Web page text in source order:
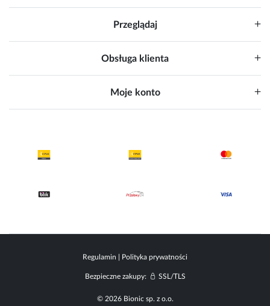
Przeglądaj
Obsługa klienta
Moje konto
Regulamin Polityka prywatności
Bezpieczne zakupy: SSL/TLS
© 2026 Bionic sp. z o.o.